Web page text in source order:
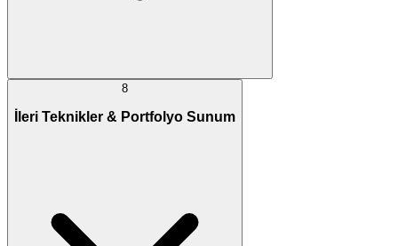
8
İleri Teknikler & Portfolyo Sunum